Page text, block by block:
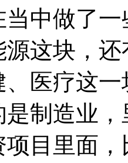
中做了
这块，
医疗这
制造业
目里面